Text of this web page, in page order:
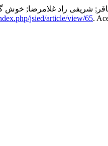
شریفی راد غلامرضا; خوش‌
jsied/article/view/65.